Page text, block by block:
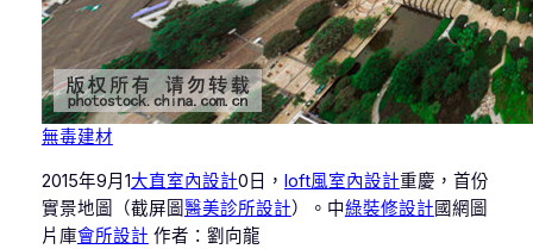
無毒建材
2015年9月1大直室內設計0日， loft風室內設計重慶，首份
實景地圖（截屏圖醫美診所設計）。中綠裝修設計國網圖
片庫會所設計 作者：劉向龍